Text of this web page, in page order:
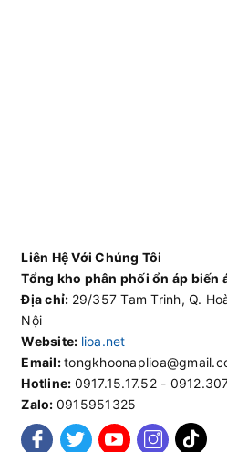
Liên Hệ Với Chúng Tôi
Tổng kho phân phối ổn áp biến
Địa chỉ: 29/357 Tam Trinh, Q.
Nội
Website: lioa.net
Email:
Hotline: 0917.15.17.52 -
Zalo: 0915951325